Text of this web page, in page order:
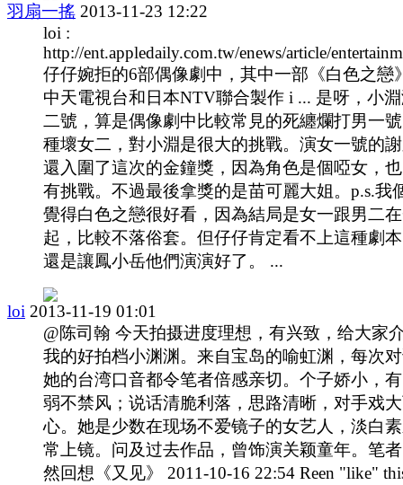
羽扇一搖 2013-11-23 12:22
loi :
http://ent.appledaily.com.tw/enews/article/
仔仔婉拒的6部偶像劇中，其中一部《白色之戀
中天電視台和日本NTV聯合製作 i ... 是呀，小
二號，算是偶像劇中比較常見的死纏爛打男一
種壞女二，對小淵是很大的挑戰。演女一號的
還入圍了這次的金鐘獎，因為角色是個啞女，
有挑戰。不過最後拿獎的是苗可麗大姐。p.s.我
覺得白色之戀很好看，因為結局是女一跟男二
起，比較不落俗套。但仔仔肯定看不上這種劇
還是讓鳳小岳他們演演好了。 ...
loi 2013-11-19 01:01
@陈司翰 今天拍摄进度理想，有兴致，给大家
我的好拍档小渊渊。来自宝岛的喻虹渊，每次
她的台湾口音都令笔者倍感亲切。个子娇小，
弱不禁风；说话清脆利落，思路清晰，对手戏
心。她是少数在现场不爱镜子的女艺人，淡白
常上镜。问及过去作品，曾饰演关颖童年。笔
然回想《又见》 2011-10-16 22:54 Reen "like"